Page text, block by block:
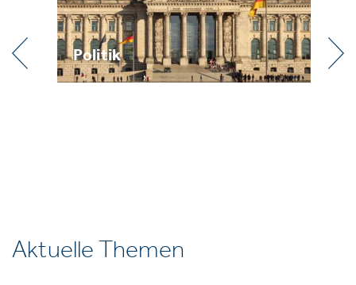
Praxis
Aktuelle Themen